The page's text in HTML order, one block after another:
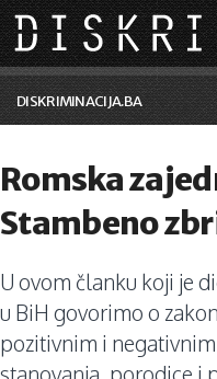
Skip to main content
DISKRIMINACIJA.BA
Vijesti i događaji
Aktuelne teme
Kolumne
Lične priče
Romska
Stambeno
U ovom članku koji je
u BiH govorimo o
pozitivnim i